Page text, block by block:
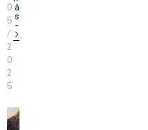
0
5
/
2
0
2
5
á
s
-
>